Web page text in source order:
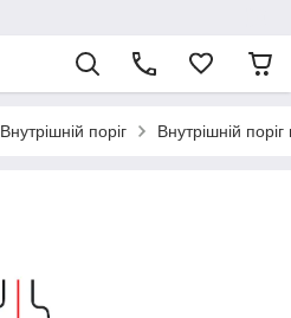
Внутрішній поріг Внутрішній